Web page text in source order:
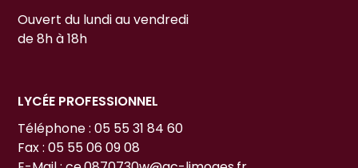
Ouvert du lundi au vendredi
de 8h à 18h
LYCÉE PROFESSIONNEL
Téléphone : 05 55 31 84 60
Fax : 05 55 06 09 08